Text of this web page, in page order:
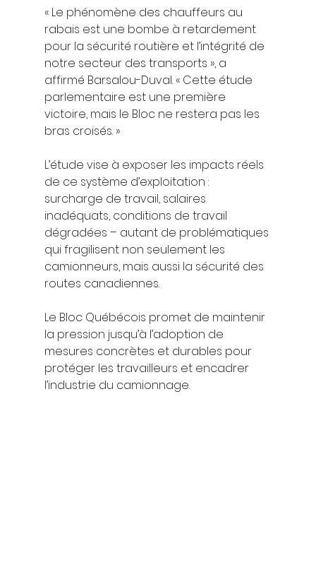
« Le phénomène des chauffeurs au
rabais est une bombe à retardement
pour la sécurité routière et l’intégrité de
notre secteur des transports », a
affirmé Barsalou-Duval. « Cette étude
parlementaire est une première
victoire, mais le Bloc ne restera pas les
bras croisés. »
L’étude vise à exposer les impacts réels
de ce système d’exploitation :
surcharge de travail, salaires
inadéquats, conditions de travail
dégradées – autant de problématiques
qui fragilisent non seulement les
camionneurs, mais aussi la sécurité des
routes canadiennes.
Le Bloc Québécois promet de maintenir
la pression jusqu’à l’adoption de
mesures concrètes et durables pour
protéger les travailleurs et encadrer
l’industrie du camionnage.